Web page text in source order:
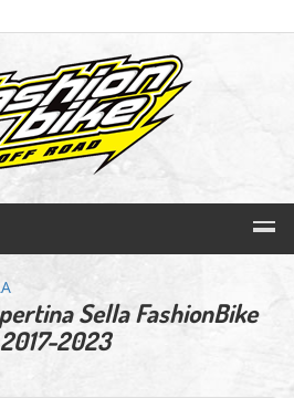
Sella FashionBike
2023